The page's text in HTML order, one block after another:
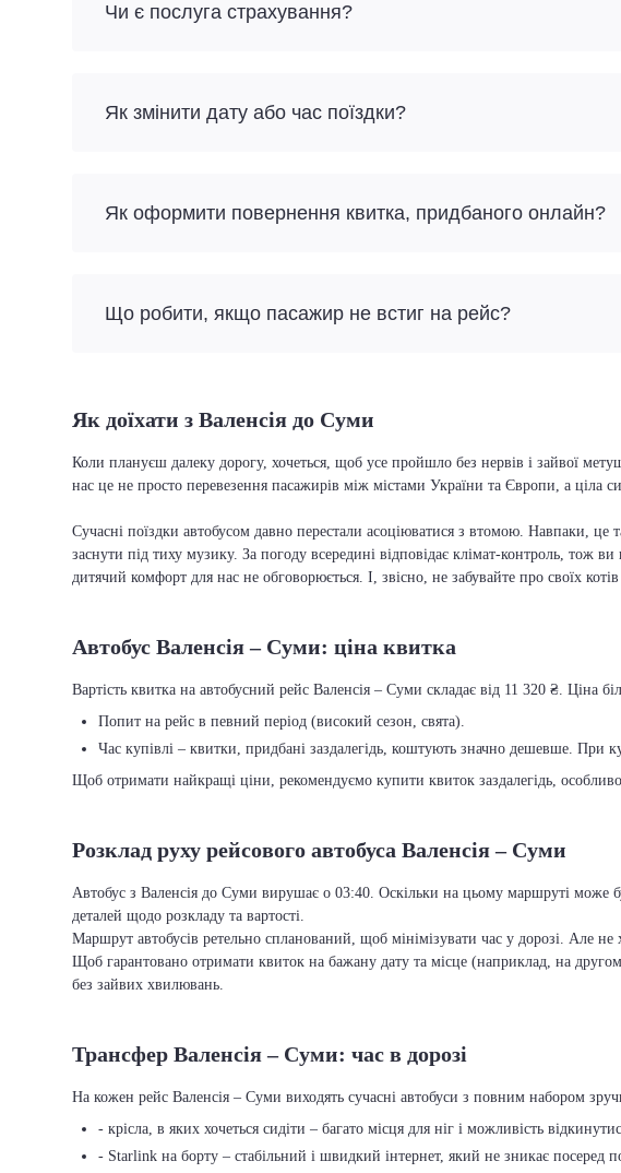
Чи є послуга страхування?
Як змінити дату або час поїздки?
Як оформити повернення квитка, придбаного онлайн?
Що робити, якщо пасажир не встиг на рейс?
Як доїхати з Валенсія до Суми
Коли плануєш далеку дорогу, хочеться, щоб усе пройшло без нервів і зайвої
нас це не просто перевезення пасажирів між містами України та Європи, а ціла
Сучасні поїздки автобусом давно перестали асоціюватися з втомою. Навпаки, це
заснути під тиху музику. За погоду всередині відповідає клімат-контроль, тож
дитячий комфорт для нас не обговорюється. І, звісно, не забувайте про своїх
Автобус Валенсія – Суми: ціна квитка
Вартість квитка на автобусний рейс Валенсія – Суми складає від 11 320 ₴. Ціна
Попит на рейс в певний період (високий сезон, свята).
Час купівлі – квитки, придбані заздалегідь, коштують значно дешевше. При
Щоб отримати найкращі ціни, рекомендуємо купити квиток заздалегідь,
Розклад руху рейсового автобуса Валенсія – Суми
Автобус з Валенсія до Суми вирушає о 03:40. Оскільки на цьому маршруті може
деталей щодо розкладу та вартості.
Маршрут автобусів ретельно спланований, щоб мінімізувати час у дорозі. Але не
Щоб гарантовано отримати квиток на бажану дату та місце (наприклад, на
без зайвих хвилювань.
Трансфер Валенсія – Суми: час в дорозі
На кожен рейс Валенсія – Суми виходять сучасні автобуси з повним набором
- крісла, в яких хочеться сидіти – багато місця для ніг і можливість
- Starlink на борту – стабільний і швидкий інтернет, який не зникає посеред